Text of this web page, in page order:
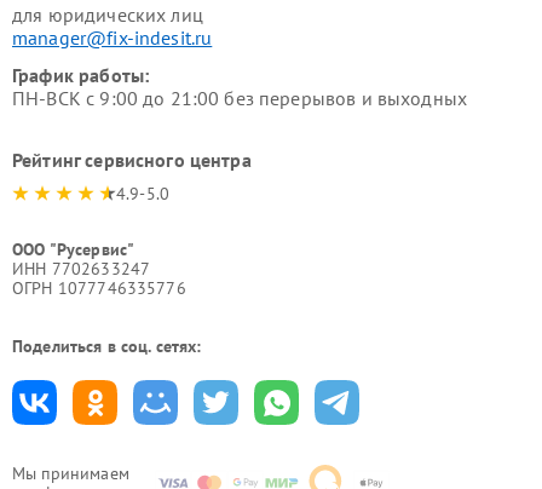
Мы принимаем
для юридических лиц
manager@fix-indesit.ru
График работы:
ПН-ВСК с 9:00 до 21:00 без перерывов и выходных
Рейтинг сервисного центра
4.9-5.0
ООО "Русервис"
ИНН 7702633247
ОГРН 1077746335776
Поделиться в соц. сетях: